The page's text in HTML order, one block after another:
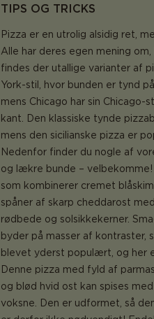
TIPS OG TRICKS
Pizza er en utrolig alsidig ret,
Alle har deres egen mening
findes der utallige varianter af
York-stil, hvor bunden er tynd
mens Chicago har sin
kant. Den klassiske tynde
mens den sicilianske pizza er
Nedenfor finder du nogle af
og lækre bunde –
som kombinerer cremet
spåner af skarp cheddarost
rødbede og solsikkekerner.
byder på masser af kontraster,
blevet yderst populært, og her
Denne pizza med fyld af
og blød hvid ost kan spises
voksne. Den er udformet, så